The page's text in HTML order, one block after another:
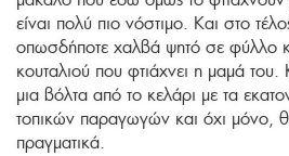
είναι πολύ πιο νόστιμο. Και στο
οπωσδήποτε χαλβά ψητό σε φύλλο
κουταλιού που φτιάχνει η μαμά του.
μια βόλτα από το κελάρι με τα
τοπικών παραγωγών και όχι μόνο,
πραγματικά.